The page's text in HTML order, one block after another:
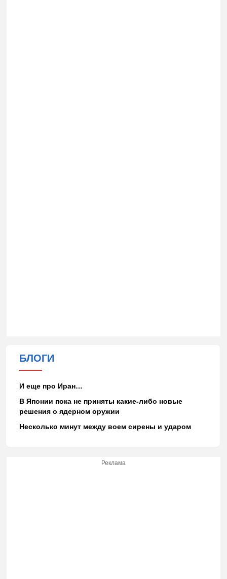
БЛОГИ
И еще про Иран…
В Японии пока не приняты какие-либо новые
решения о ядерном оружии
Несколько минут между воем сирены и ударом
Реклама